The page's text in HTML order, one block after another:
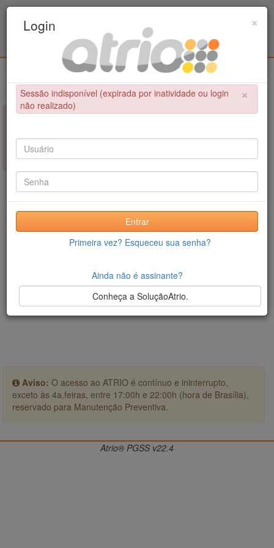
Civil / UPE
×
NÃO FOI POSSÍVEL CONCLUIR A OPERAÇÃO
Sessão indisponível (expirada por inatividade ou login não
realizado)
Aviso: O acesso ao ATRIO é contínuo e ininterrupto,
exceto às 4a.feiras, entre 17:00h e 22:00h (hora de Brasília),
reservado para Manutenção Preventiva.
×
Login
×
Sessão indisponível (expirada por inatividade ou login
não realizado)
Entrar
Primeira vez? Esqueceu sua senha?
Ainda não é assinante?
Conheça a SoluçãoAtrio.
Atrio® PGSS v22.4